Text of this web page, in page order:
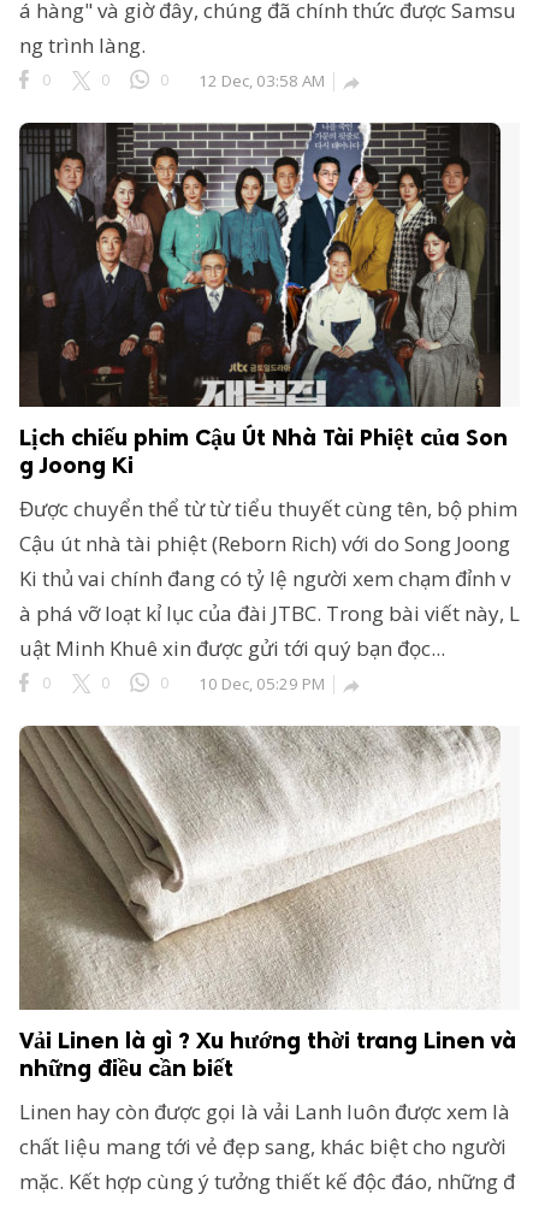
á hàng" và giờ đây, chúng đã chính thức được Samsu
ng trình làng.
0 0 0 12 Dec, 03:58 AM 
Lịch chiếu phim Cậu Út Nhà Tài Phiệt của Son
g Joong Ki
Được chuyển thể từ từ tiểu thuyết cùng tên, bộ phim
Cậu út nhà tài phiệt (Reborn Rich) với do Song Joong
Ki thủ vai chính đang có tỷ lệ người xem chạm đỉnh v
à phá vỡ loạt kỉ lục của đài JTBC. Trong bài viết này, L
uật Minh Khuê xin được gửi tới quý bạn đọc...
0 0 0 10 Dec, 05:29 PM 
Vải Linen là gì ? Xu hướng thời trang Linen và
những điều cần biết
Linen hay còn được gọi là vải Lanh luôn được xem là
chất liệu mang tới vẻ đẹp sang, khác biệt cho người
mặc. Kết hợp cùng ý tưởng thiết kế độc đáo, những đ